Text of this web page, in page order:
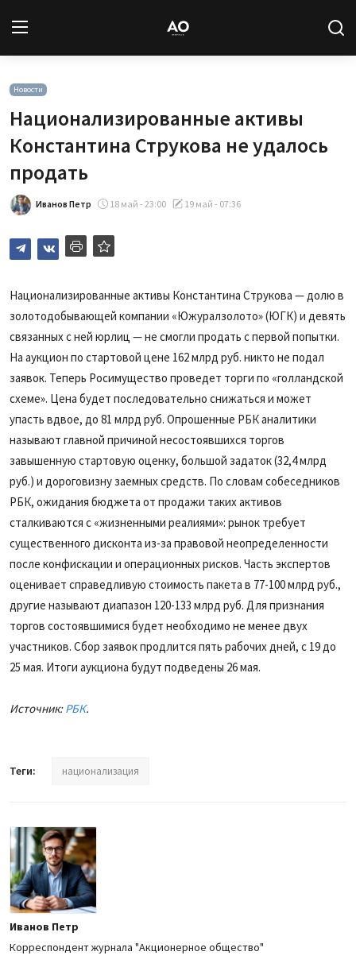
Новости
Статьи
Авторы
Архив
База знаний
Новости
Национализированные активы
Константина Струкова не удалось
продать
Иванов Петр 18 май - 23:00 19 май - 07:36
Национализированные активы Константина Струкова — долю в
золотодобывающей компании «Южуралзолото» (ЮГК) и девять
связанных с ней юрлиц — не смогли продать с первой попытки.
На аукцион по стартовой цене 162 млрд руб. никто не подал
заявок. Теперь Росимущество проведет торги по «голландской
схеме». Цена будет последовательно снижаться и может
упасть вдвое, до 81 млрд руб. Опрошенные РБК аналитики
называют главной причиной несостоявшихся торгов
завышенную стартовую оценку, большой задаток (32,4 млрд
руб.) и дороговизну заемных средств. По словам собеседников
РБК, ожидания бюджета от продажи таких активов
сталкиваются с «жизненными реалиями»: рынок требует
существенного дисконта из-за правовой неопределенности
после конфискации и операционных рисков. Часть экспертов
оценивает справедливую стоимость пакета в 77-100 млрд руб.,
другие называют диапазон 120-133 млрд руб. Для признания
торгов состоявшимися будет необходимо не менее двух
участников. Сбор заявок продлится пять рабочих дней, с 19 до
25 мая. Итоги аукциона будут подведены 26 мая.
Источник:РБК.
Теги: национализация
Иванов Петр
Корреспондент журнала "Акционерное общество"